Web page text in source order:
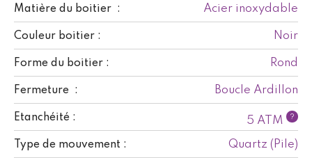
Matière du boitier : Acier inoxydable
Couleur boitier : Noir
Forme du boitier : Rond
Fermeture : Boucle Ardillon
Etanchéité : 5 ATM ?
Type de mouvement : Quartz (Pile)